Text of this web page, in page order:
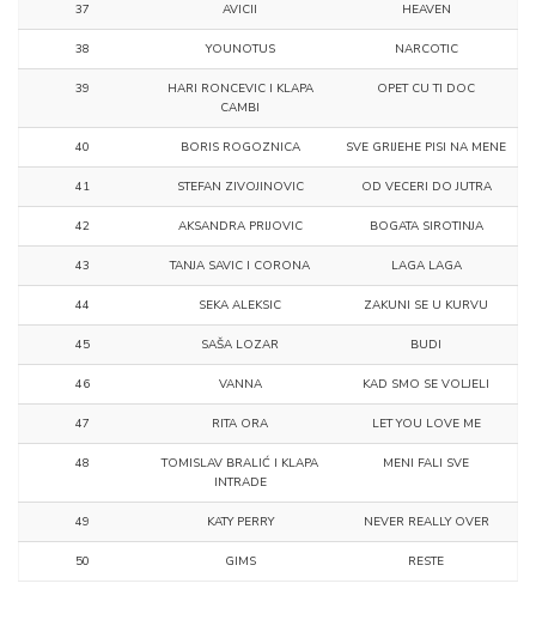
37 AVICII HEAVEN
38 YOUNOTUS NARCOTIC
39
HARI RONCEVIC I KLAPA
CAMBI
OPET CU TI DOC
40 BORIS ROGOZNICA SVE GRIJEHE PISI NA MENE
41 STEFAN ZIVOJINOVIC OD VECERI DO JUTRA
42 AKSANDRA PRIJOVIC BOGATA SIROTINJA
43 TANJA SAVIC I CORONA LAGA LAGA
44 SEKA ALEKSIC ZAKUNI SE U KURVU
45 SAŠA LOZAR BUDI
46 VANNA KAD SMO SE VOLJELI
47 RITA ORA LET YOU LOVE ME
48
TOMISLAV BRALIĆ I KLAPA
INTRADE
MENI FALI SVE
49 KATY PERRY NEVER REALLY OVER
50 GIMS RESTE